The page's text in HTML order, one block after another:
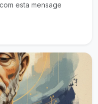
esta mensage